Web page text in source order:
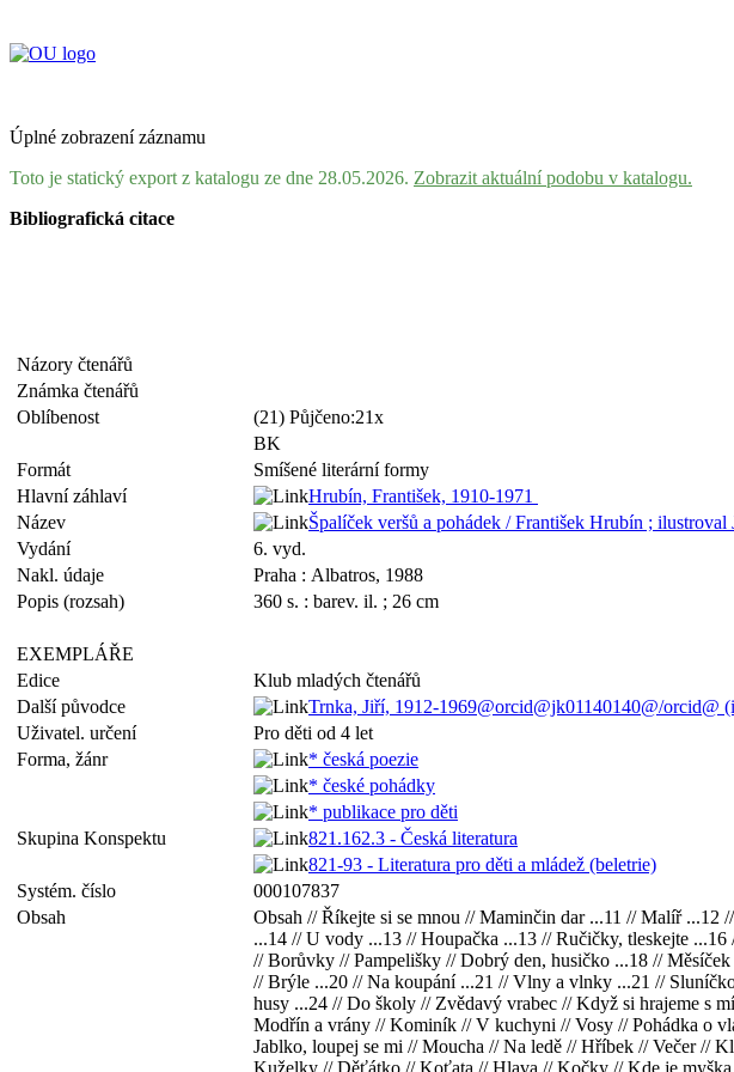
Úplné zobrazení záznamu
Toto je statický export z katalogu ze dne 28.05.2026. Zobrazit aktuální podobu v katalogu.
Bibliografická citace
Názory čtenářů
Známka čtenářů
Oblíbenost
(21) Půjčeno:21x
BK
Formát
Smíšené literární formy
Hlavní záhlaví
Hrubín, František, 1910-1971
Název
Špalíček veršů a pohádek / František Hrubín ; ilustroval
Vydání
6. vyd.
Nakl. údaje
Praha : Albatros, 1988
Popis (rozsah)
360 s. : barev. il. ; 26 cm
EXEMPLÁŘE
Edice
Klub mladých čtenářů
Další původce
Trnka, Jiří, 1912-1969@orcid@jk01140140@/orcid@
Uživatel. určení
Pro děti od 4 let
Forma, žánr
* česká poezie
* české pohádky
* publikace pro děti
Skupina Konspektu
821.162.3 - Česká literatura
821-93 - Literatura pro děti a mládež (beletrie)
Systém. číslo
000107837
Obsah
Obsah // Říkejte si se mnou // Maminčin dar ...11 // Malíř
...14 // U vody ...13 // Houpačka ...13 // Ručičky, tleskejte
// Borůvky // Pampelišky // Dobrý den, husičko ...18 //
// Brýle ...20 // Na koupání ...21 // Vlny a vlnky ...21 //
husy ...24 // Do školy // Zvědavý vrabec // Když si hrajeme s
Modřín a vrány // Kominík // V kuchyni // Vosy // Pohádka o
Jablko, loupej se mi // Moucha // Na ledě // Hříbek // Večer //
Kuželky // Děťátko // Koťata // Hlava // Kočky // Kde je myška